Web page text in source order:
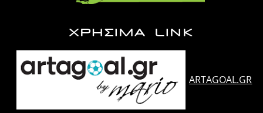
ΧΡΗΣΙΜΑ LINK
ARTAGOAL.GR